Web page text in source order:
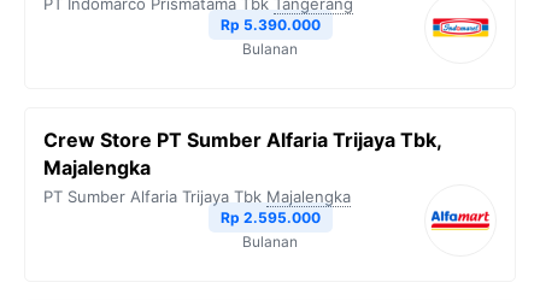
Rp 5.390.000
Bulanan
Crew Store PT Sumber Alfaria Trijaya Tbk,
Majalengka
PT Sumber Alfaria Trijaya Tbk Majalengka
Rp 2.595.000
Bulanan